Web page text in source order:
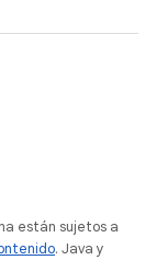
están sujetos a
. Java y